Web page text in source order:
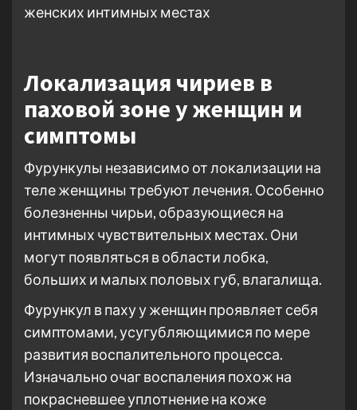
Локализация чириев в
паховой зоне у женщин и
симптомы
Фурункулы независимо от локализации на
теле женщины требуют лечения. Особенно
болезненны чирьи, образующиеся на
интимных чувствительных местах. Они
могут появляться в области лобка,
больших и малых половых губ, влагалища.
Фурункул в паху у женщин проявляет себя
симптомами, усугубляющимися по мере
развития воспалительного процесса.
Изначально очаг воспаления похож на
покрасневшее уплотнение на коже